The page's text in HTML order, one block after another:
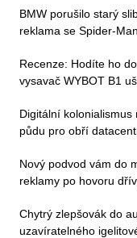
BMW porušilo starý
reklama se Spider-
Recenze: Hodíte ho
vysavač WYBOT B1
Digitální
půdu pro obří
Nový podvod vám do
reklamy po hovoru
Chytrý zlepšovák do
uzavíratelného